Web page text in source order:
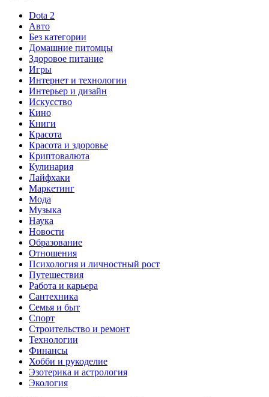
Dota 2
Авто
Без категории
Домашние питомцы
Здоровое питание
Игры
Интернет и технологии
Интерьер и дизайн
Искусство
Кино
Книги
Красота
Красота и здоровье
Криптовалюта
Кулинария
Лайфхаки
Маркетинг
Мода
Музыка
Наука
Новости
Образование
Отношения
Психология и личностный рост
Путешествия
Работа и карьера
Сантехника
Семья и быт
Спорт
Строительство и ремонт
Технологии
Финансы
Хобби и рукоделие
Эзотерика и астрология
Экология